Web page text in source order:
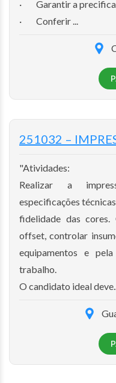
· Garantir a
· Conferir ...
251032 –
"Atividades:
Realizar a
especificações
fidelidade das
offset, controlar
equipamentos e
trabalho.
O candidato ideal deve...